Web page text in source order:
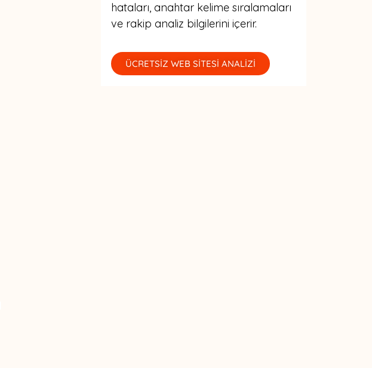
hataları, anahtar kelime sıralamaları
ve rakip analiz bilgilerini içerir.
ÜCRETSİZ WEB SİTESİ ANALİZİ